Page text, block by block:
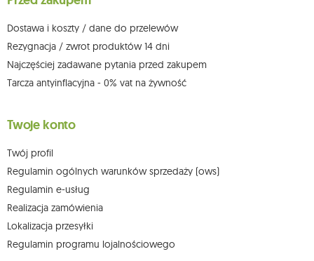
możesz kontaktować się z działem obsługi klienta Mouton Interactive pod
Więcej informacji: www.mouton.pl/ODO
Dostawa i koszty / dane do przelewów
Rezygnacja / zwrot produktów 14 dni
Najczęściej zadawane pytania przed zakupem
Tarcza antyinflacyjna - 0% vat na żywność
Twoje konto
Twój profil
Regulamin ogólnych warunków sprzedaży (ows)
Regulamin e-usług
Realizacja zamówienia
Lokalizacja przesyłki
Regulamin programu lojalnościowego